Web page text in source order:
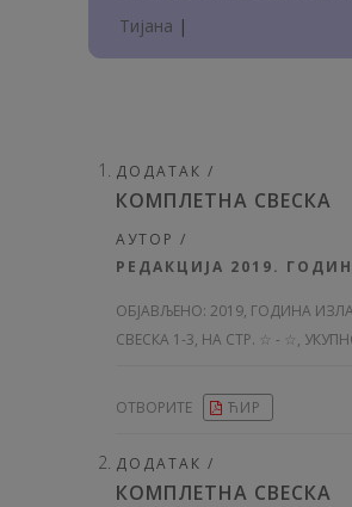
Тијана |
ДОДАТАК /
КОМПЛЕТНА СВЕСКА
АУТОР /
РЕДАКЦИЈА 2019.
ОБЈАВЉЕНО: 2019, ГОДИНА
СВЕСКА 1-3, НА СТР. ☆ - ☆,
ОТВОРИТЕ ЋИР
ДОДАТАК /
КОМПЛЕТНА СВЕСКА